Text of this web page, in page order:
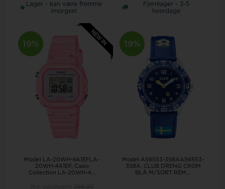
Lager - kan være fremme
imorgen!
Fjernlager - 3-5
hverdage
19%
Model LA-20WH-4A1EFLA-
20WH-4A1EF, Casio
Collection LA-20WH-4...
19%
Model A56553-3S8AA56553-
3S8A, CLUB DRENG CROM
BLÅ M/SORT REM...